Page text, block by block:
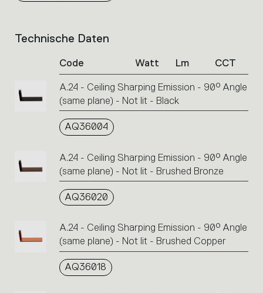
List
Click
on
icons
to
Technische Daten
Code Watt Lm CCT
A.24 - Ceiling Sharping Emission - 90° Angle
(same plane) - Not lit - Black
AQ36004
A.24 - Ceiling Sharping Emission - 90° Angle
(same plane) - Not lit - Brushed Bronze
AQ36020
A.24 - Ceiling Sharping Emission - 90° Angle
(same plane) - Not lit - Brushed Copper
AQ36018